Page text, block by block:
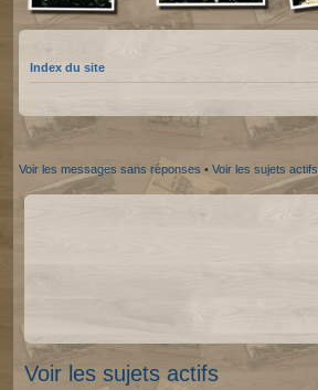
Index du site
Voir les messages sans réponses • Voir les sujets actifs
Voir les sujets actifs